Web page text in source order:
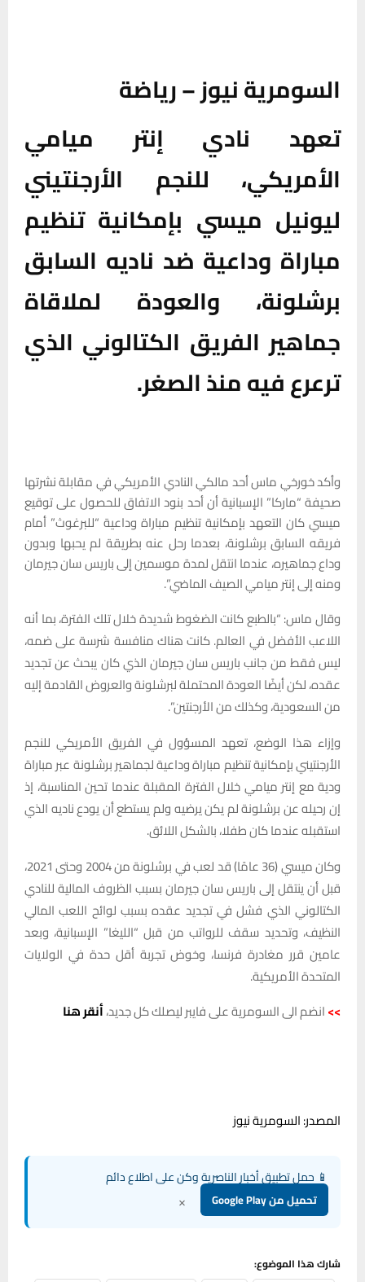
السومرية نيوز – رياضة
تعهد نادي إنتر ميامي
الأمريكي، للنجم الأرجنتيني
ليونيل ميسي بإمكانية تنظيم
مباراة وداعية ضد ناديه السابق
برشلونة، والعودة لملاقاة
جماهير الفريق الكتالوني الذي
ترعرع فيه منذ الصغر.
وأكد خورخي ماس أحد مالكي النادي الأمريكي في مقابلة نشرتها
صحيفة “ماركا” الإسبانية أن أحد بنود الاتفاق للحصول على توقيع
ميسي كان التعهد بإمكانية تنظيم مباراة وداعية “للبرغوث” أمام
فريقه السابق برشلونة، بعدما رحل عنه بطريقة لم يحبها وبدون
وداع جماهيره، عندما انتقل لمدة موسمين إلى باريس سان جيرمان
ومنه إلى إنتر ميامي الصيف الماضي”.
وقال ماس: “بالطبع كانت الضغوط شديدة خلال تلك الفترة، بما أنه
اللاعب الأفضل في العالم. كانت هناك منافسة شرسة على ضمه،
ليس فقط من جانب باريس سان جيرمان الذي كان يبحث عن تجديد
عقده، لكن أيضًا العودة المحتملة لبرشلونة والعروض القادمة إليه
من السعودية، وكذلك من الأرجنتين”.
وإزاء هذا الوضع، تعهد المسؤول في الفريق الأمريكي للنجم
الأرجنتيني بإمكانية تنظيم مباراة وداعية لجماهير برشلونة عبر مباراة
ودية مع إنتر ميامي خلال الفترة المقبلة عندما تحين المناسبة، إذ
إن رحيله عن برشلونة لم يكن يرضيه ولم يستطع أن يودع ناديه الذي
استقبله عندما كان طفلا، بالشكل اللائق.
وكان ميسي (36 عامًا) قد لعب في برشلونة من 2004 وحتى 2021،
قبل أن ينتقل إلى باريس سان جيرمان بسبب الظروف المالية للنادي
الكتالوني الذي فشل في تجديد عقده بسبب لوائح اللعب المالي
النظيف، وتحديد سقف للرواتب من قبل “الليغا” الإسبانية، وبعد
عامين قرر مغادرة فرنسا، وخوض تجربة أقل حدة في الولايات
المتحدة الأمريكية.
>>انضم الى السومرية على فايبر ليصلك كل جديد،أنقر هنا
المصدر: السومرية نيوز
📱 حمل تطبيق أخبار الناصرية وكن على اطلاع دائم
تحميل من Google Play ×
شارك هذا الموضوع: